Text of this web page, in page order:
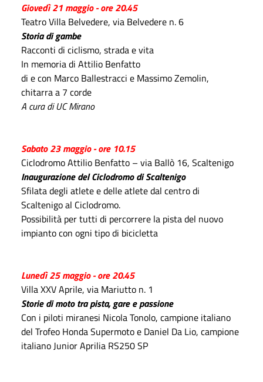
Giovedì 21 maggio - ore 20.45
Teatro Villa Belvedere, via Belvedere n. 6
Storia di gambe
Racconti di ciclismo, strada e vita
In memoria di Attilio Benfatto
di e con Marco Ballestracci e Massimo Zemolin,
chitarra a 7 corde
A cura di UC Mirano
Sabato 23 maggio - ore 10.15
Ciclodromo Attilio Benfatto – via Ballò 16, Scaltenigo
Inaugurazione del Ciclodromo di Scaltenigo
Sfilata degli atlete e delle atlete dal centro di
Scaltenigo al Ciclodromo.
Possibilità per tutti di percorrere la pista del nuovo
impianto con ogni tipo di bicicletta
Lunedì 25 maggio - ore 20.45
Villa XXV Aprile, via Mariutto n. 1
Storie di moto tra pista, gare e passione
Con i piloti miranesi Nicola Tonolo, campione italiano
del Trofeo Honda Supermoto e Daniel Da Lio, campione
italiano Junior Aprilia RS250 SP